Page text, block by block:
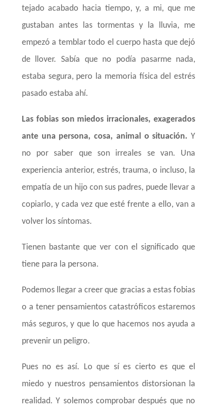
tejado acabado hacia tiempo, y, a mi, que me
gustaban antes las tormentas y la lluvia, me
empezó a temblar todo el cuerpo hasta que dejó
de llover. Sabía que no podía pasarme nada,
estaba segura, pero la memoria física del estrés
pasado estaba ahí.
Las fobias son miedos irracionales, exagerados
ante una persona, cosa, animal o situación. Y
no por saber que son irreales se van. Una
experiencia anterior, estrés, trauma, o incluso, la
empatía de un hijo con sus padres, puede llevar a
copiarlo, y cada vez que esté frente a ello, van a
volver los síntomas.
Tienen bastante que ver con el significado que
tiene para la persona.
Podemos llegar a creer que gracias a estas fobias
o a tener pensamientos catastróficos estaremos
más seguros, y que lo que hacemos nos ayuda a
prevenir un peligro.
Pues no es así. Lo que sí es cierto es que el
miedo y nuestros pensamientos distorsionan la
realidad. Y solemos comprobar después que no